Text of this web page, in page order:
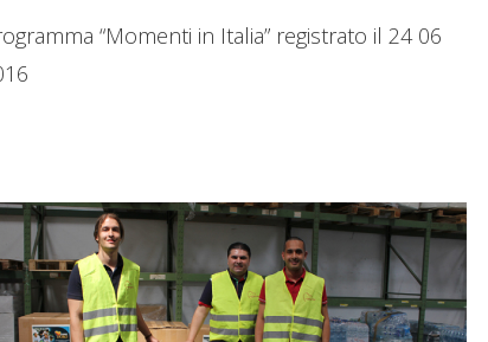
“Momenti in Italia” registrato il 24 06